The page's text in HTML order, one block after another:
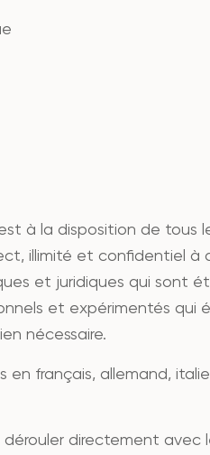
à la disposition de tous
illimité et confidentiel à
et juridiques qui sont
et expérimentés qui
nécessaire.
français, allemand,
directement avec